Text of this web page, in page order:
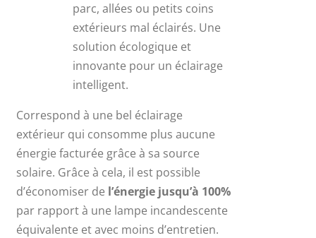
parc, allées ou petits coins
extérieurs mal éclairés. Une
solution écologique et
innovante pour un éclairage
intelligent.
Correspond à une bel éclairage
extérieur qui consomme plus aucune
énergie facturée grâce à sa source
solaire. Grâce à cela, il est possible
d’économiser de l’énergie jusqu’à 100%
par rapport à une lampe incandescente
équivalente et avec moins d’entretien.